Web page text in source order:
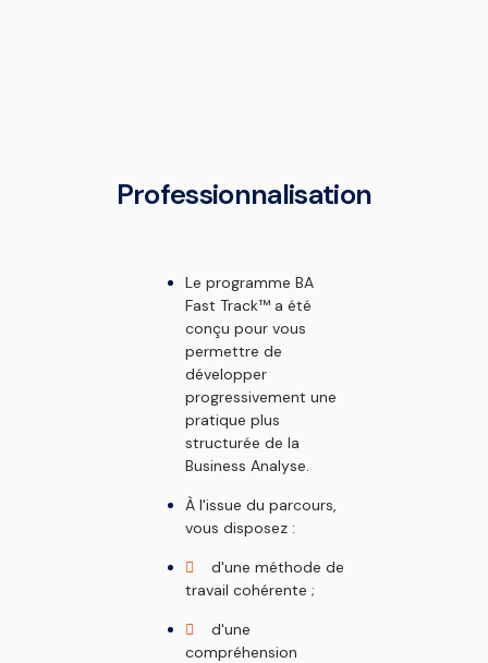
Professionnalisation
Le programme BA
Fast Track™ a été
conçu pour vous
permettre de
développer
progressivement une
pratique plus
structurée de la
Business Analyse.
À l'issue du parcours,
vous disposez :
d'une méthode de
travail cohérente ;
d'une
compréhension